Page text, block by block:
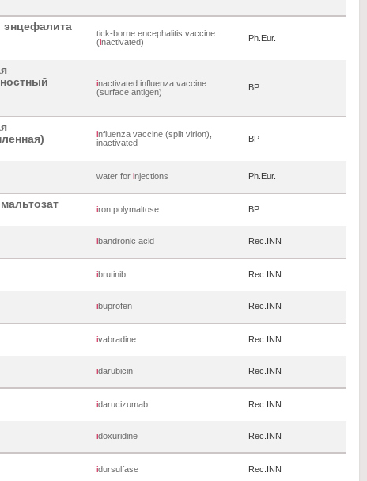
энцефалита
tick-borne encephalitis vaccine
(inactivated) Ph.Eur.
inactivated influenza vaccine
(surface antigen)
BP
influenza vaccine (split virion),
inactivated
BP
water for injections Ph.Eur.
iron polymaltose BP
ibandronic acid Rec.INN
ibrutinib Rec.INN
ibuprofen Rec.INN
ivabradine Rec.INN
idarubicin Rec.INN
idarucizumab Rec.INN
idoxuridine Rec.INN
idursulfase Rec.INN